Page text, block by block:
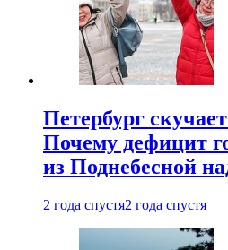
Петербург
Почему дефицит
из Поднебесной
2 года спустя2 года спустя